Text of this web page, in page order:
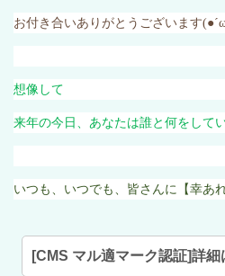
お付き合いありがとうございます
想像して
来年の今日、あなたは誰と何をして
いつも、いつでも、皆さんに【幸あれ
[CMS マル適マーク認証]詳